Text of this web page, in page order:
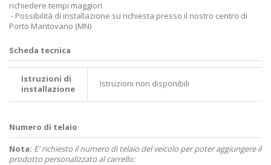
richiedere tempi maggiori
- Possibilità di installazione su richiesta presso il nostro centro di
Porto Mantovano (MN)
Scheda tecnica
Istruzioni di
installazione
Istruzioni non disponibili
Numero di telaio
Nota: E' richiesto il numero di telaio del veicolo per poter aggiungere il
prodotto personalizzato al carrello: